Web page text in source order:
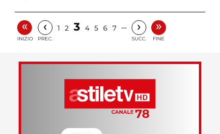
«
INIZIO
‹
PREC.
1 2 3 4 5 6 7 … ›
SUCC.
»
FINE